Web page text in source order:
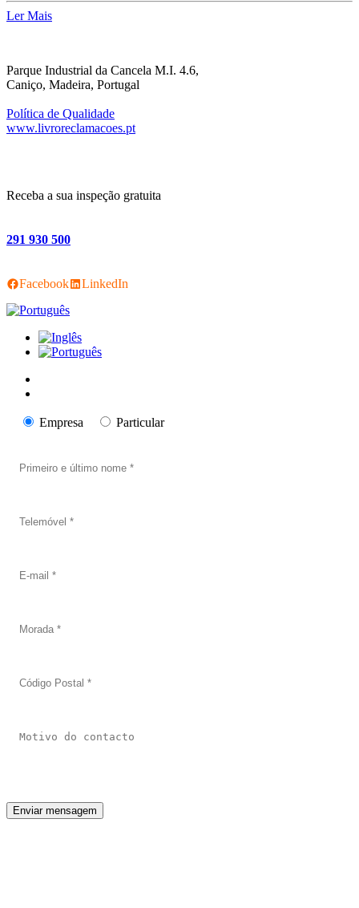
Ler Mais
Parque Industrial da Cancela M.I. 4.6,
Caniço, Madeira, Portugal
Política de Qualidade
www.livroreclamacoes.pt
Receba a sua inspeção gratuita
291 930 500
Facebook LinkedIn
Empresa Particular